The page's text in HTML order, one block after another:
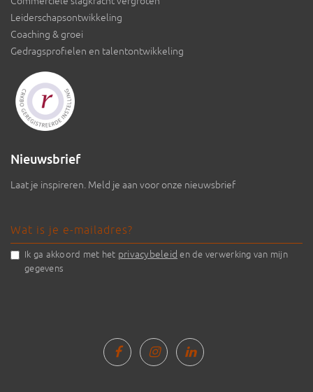
Leiderschapsontwikkeling
Coaching & groei
Gedragsprofielen en talentontwikkeling
Nieuwsbrief
Laat je inspireren. Meld je aan voor onze nieuwsbrief
Ik ga akkoord met het privacybeleid en de verwerking van mijn
gegevens